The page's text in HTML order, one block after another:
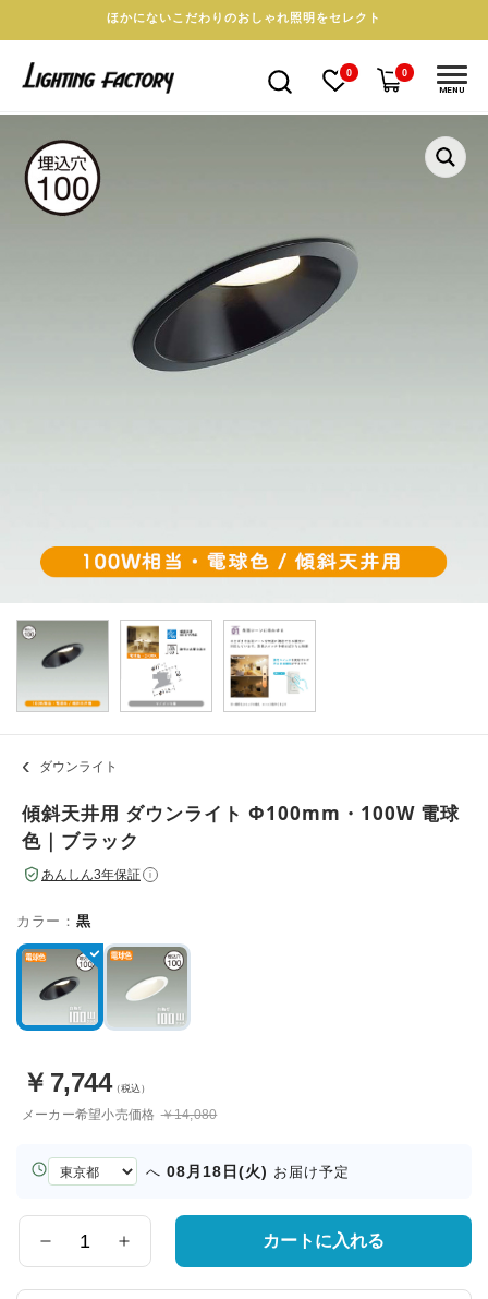
ほかにないこだわりのおしゃれ照明をセレクト
0 0
MENU
ダウンライト
傾斜天井用 ダウンライト Φ100mm・100W 電球
色｜ブラック
あんしん3年保証 i
カラー： 黒
￥ 7,744（税込）
メーカー希望小売価格 ￥14,080
お
届
へ 08月18日(火) お届け予定
量
カートに入れる